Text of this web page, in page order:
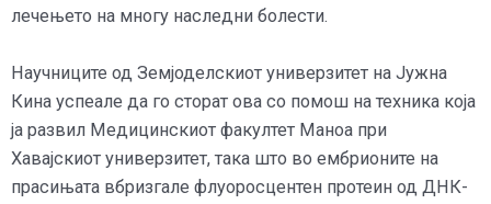
лечењето на многу наследни болести.
Научниците од Земјоделскиот универзитет на Јужна
Кина успеале да го сторат ова со помош на техника која
ја развил Медицинскиот факултет Маноа при
Хавајскиот универзитет, така што во ембрионите на
прасињата вбризгале флуоросцентен протеин од ДНК-